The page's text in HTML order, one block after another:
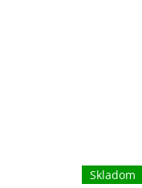
Skladom